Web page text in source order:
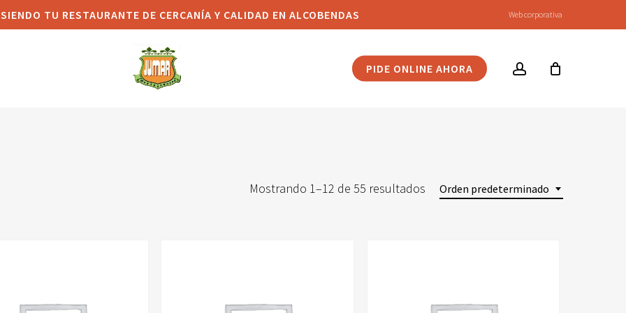
TU RESTAURANTE DE CERCANÍA Y CALIDAD EN ALCOBENDAS Web corporativa
PIDE ONLINE AHORA account
Orden predeterminado
Mostrando 1–12 de 55 resultados